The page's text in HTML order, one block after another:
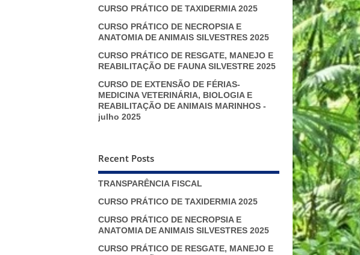
CURSO PRÁTICO DE TAXIDERMIA 2025
CURSO PRÁTICO DE NECROPSIA E
ANATOMIA DE ANIMAIS SILVESTRES 2025
CURSO PRÁTICO DE RESGATE, MANEJO E
REABILITAÇÃO DE FAUNA SILVESTRE 2025
CURSO DE EXTENSÃO DE FÉRIAS-
MEDICINA VETERINÁRIA, BIOLOGIA E
REABILITAÇÃO DE ANIMAIS MARINHOS -
julho 2025
Recent Posts
TRANSPARÊNCIA FISCAL
CURSO PRÁTICO DE TAXIDERMIA 2025
CURSO PRÁTICO DE NECROPSIA E
ANATOMIA DE ANIMAIS SILVESTRES 2025
CURSO PRÁTICO DE RESGATE, MANEJO E